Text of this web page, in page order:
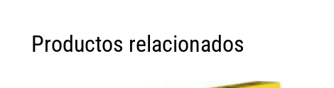
Productos relacionados